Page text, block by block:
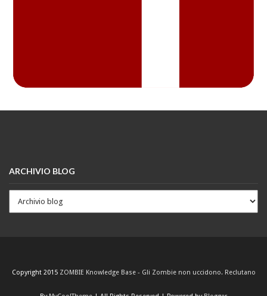
ARCHIVIO BLOG
Copyright 2015 ZOMBIE Knowledge Base - Gli Zombie non uccidono. Reclutano